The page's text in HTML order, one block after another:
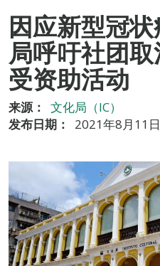
因应新型冠
局呼吁社团
受资助活动
来源：
文化局（IC）
发布日期：
2021年8月11